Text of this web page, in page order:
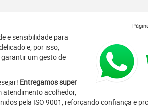
e sensibilidade para
e, por isso,
um gesto de
Entregamos super
atendimento acolhedor,
pela ISO 9001, reforçando confiança e